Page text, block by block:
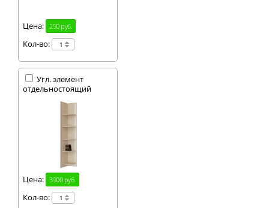
Цена: 250 руб.
Кол-во:
Угл. элемент
отдельностоящий
Цена: 3900 руб.
Кол-во: